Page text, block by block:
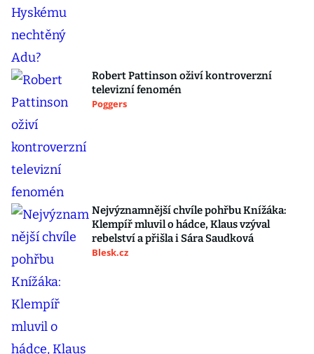
Robert Pattinson oživí kontroverzní
televizní fenomén
Poggers
Nejvýznamnější chvíle pohřbu Knížáka:
Klempíř mluvil o hádce, Klaus vzýval
rebelství a přišla i Sára Saudková
Blesk.cz